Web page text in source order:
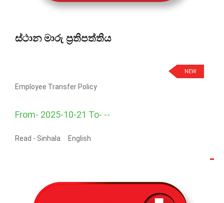
ස්ථාන මාරු ප්‍රතිපත්තිය
NEW
Employee Transfer Policy
From- 2025-10-21 To- --
Read - Sinhala English